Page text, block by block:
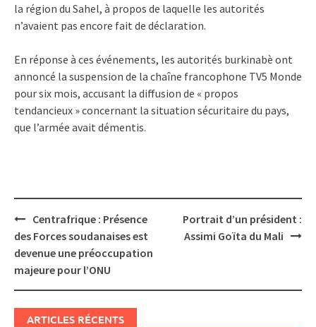
la région du Sahel, à propos de laquelle les autorités
n’avaient pas encore fait de déclaration.
En réponse à ces événements, les autorités burkinabè ont
annoncé la suspension de la chaîne francophone TV5 Monde
pour six mois, accusant la diffusion de « propos
tendancieux » concernant la situation sécuritaire du pays,
que l’armée avait démentis.
Post
navigation
Centrafrique : Présence
des Forces soudanaises est
devenue une préoccupation
majeure pour l’ONU
Portrait d’un président :
Assimi Goïta du Mali
ARTICLES RÉCENTS